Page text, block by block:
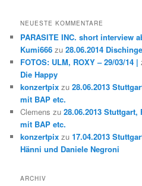
NEUESTE KOMMENTARE
PARASITE INC. short interview
Kumi666 zu28.06.2014
FOTOS: ULM, ROXY – 29/03/14 |
Die Happy
konzertpix zu28.06.2013
mit BAP etc.
Clemens zu28.06.2013
mit BAP etc.
konzertpix zu17.04.2013
Hänni und Daniele Negroni
ARCHIV